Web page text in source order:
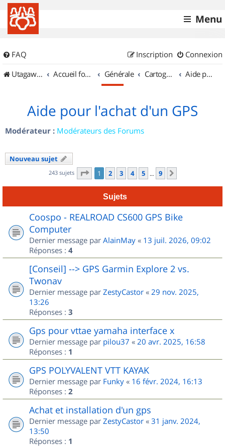
Menu
FAQ Connexion
Inscription
UtagawaVTT (Randos VTT et VTTAE avec traces GPS)
Accueil forum Générale Cartographie et GPS Aide pour l'achat d'un GPS
Aide pour l'achat d'un GPS
Modérateur : Modérateurs des Forums
Nouveau sujet
243 sujets Page 1sur
1 2 3 4 5 … 9
Sujets
Coospo - REALROAD CS600 GPS Bike
Computer
Dernier message par AlainMay « 13 juil. 2026, 09:02
Réponses : 4
[Conseil] --> GPS Garmin Explore 2 vs.
Twonav
Dernier message par ZestyCastor « 29 nov. 2025,
13:26
Réponses : 3
Gps pour vttae yamaha interface x
Dernier message par pilou37 « 20 avr. 2025, 16:58
Réponses : 1
GPS POLYVALENT VTT KAYAK
Dernier message par Funky « 16 févr. 2024, 16:13
Réponses : 2
Achat et installation d'un gps
Dernier message par ZestyCastor « 31 janv. 2024,
13:50
Réponses : 1